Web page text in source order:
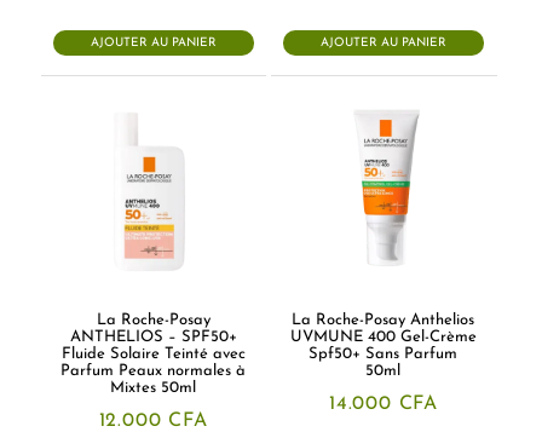
AJOUTER AU PANIER
était :
11.500 CFA.
est :
9.000 CFA.
AJOUTER AU PANIER
La Roche-Posay
ANTHELIOS – SPF50+
Fluide Solaire Teinté avec
Parfum Peaux normales à
Mixtes 50ml
12.000 CFA
La Roche-Posay Anthelios
UVMUNE 400 Gel-Crème
Spf50+ Sans Parfum
50ml
14.000 CFA